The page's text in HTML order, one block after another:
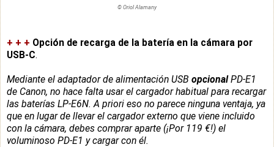
© Oriol Alamany
+ + + Opción de recarga de la batería en la cámara por
USB-C.
Mediante el adaptador de alimentación USB opcionalPD-E1
de Canon, no hace falta usar el cargador habitual para recargar
las baterías LP-E6N. A priori eso no parece ninguna ventaja, ya
que en lugar de llevar el cargador externo que viene incluido
con la cámara, debes comprar aparte (¡Por 119 €!) el
voluminoso PD-E1 y cargar con él.